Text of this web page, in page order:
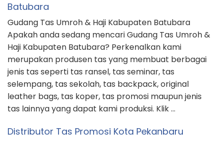
Batubara
Gudang Tas Umroh & Haji Kabupaten Batubara
Apakah anda sedang mencari Gudang Tas Umroh &
Haji Kabupaten Batubara? Perkenalkan kami
merupakan produsen tas yang membuat berbagai
jenis tas seperti tas ransel, tas seminar, tas
selempang, tas sekolah, tas backpack, original
leather bags, tas koper, tas promosi maupun jenis
tas lainnya yang dapat kami produksi. Klik …
Distributor Tas Promosi Kota Pekanbaru